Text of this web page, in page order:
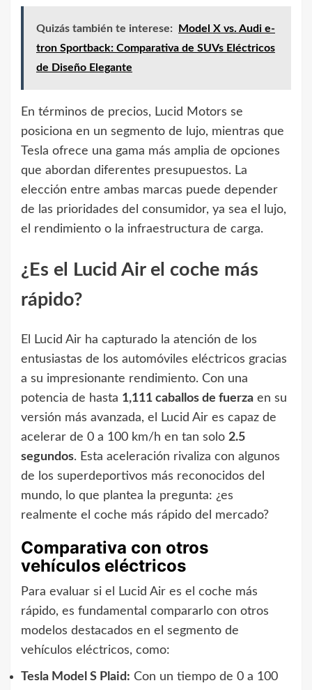
Quizás también te interese:
Model X vs. Audi e-
tron Sportback: Comparativa de SUVs Eléctricos
de Diseño Elegante
En términos de precios, Lucid Motors se
posiciona en un segmento de lujo, mientras que
Tesla ofrece una gama más amplia de opciones
que abordan diferentes presupuestos. La
elección entre ambas marcas puede depender
de las prioridades del consumidor, ya sea el lujo,
el rendimiento o la infraestructura de carga.
¿Es el Lucid Air el coche más
rápido?
El Lucid Air ha capturado la atención de los
entusiastas de los automóviles eléctricos gracias
a su impresionante rendimiento. Con una
potencia de hasta 1,111 caballos de fuerza en su
versión más avanzada, el Lucid Air es capaz de
acelerar de 0 a 100 km/h en tan solo 2.5
segundos. Esta aceleración rivaliza con algunos
de los superdeportivos más reconocidos del
mundo, lo que plantea la pregunta: ¿es
realmente el coche más rápido del mercado?
Comparativa con otros
vehículos eléctricos
Para evaluar si el Lucid Air es el coche más
rápido, es fundamental compararlo con otros
modelos destacados en el segmento de
vehículos eléctricos, como:
Tesla Model S Plaid: Con un tiempo de 0 a 100